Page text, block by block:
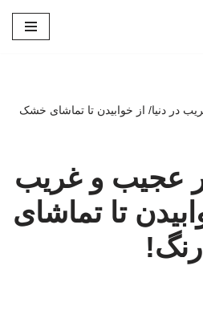
در دنیا/ از خوابیدن تا تماشای خشک
عجیب و غریب
تا تماشای